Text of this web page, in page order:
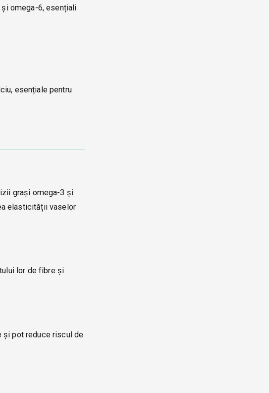
omega-6, esențiali
esențiale pentru
grași omega-3 și
elasticității vaselor
lor de fibre și
și pot reduce riscul de